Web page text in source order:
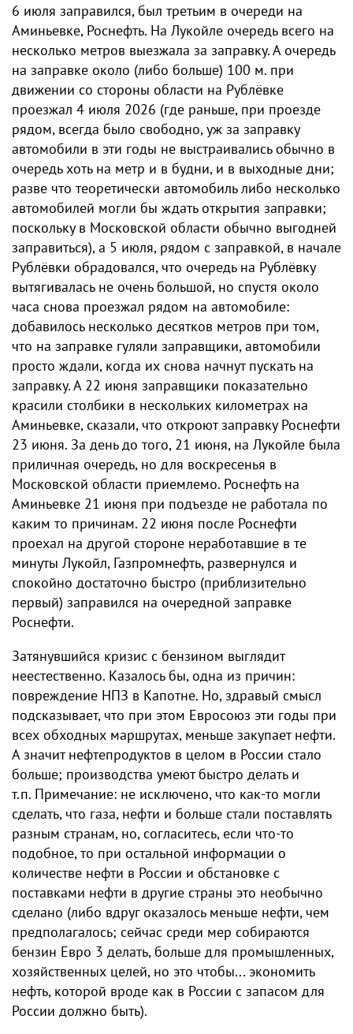
6 июля заправился, был третьим в очереди на
Аминьевке, Роснефть. На Лукойле очередь всего на
несколько метров выезжала за заправку. А очередь
на заправке около (либо больше) 100 м. при
движении со стороны области на Рублëвке
проезжал 4 июля 2026 (где раньше, при проезде
рядом, всегда было свободно, уж за заправку
автомобили в эти годы не выстраивались обычно в
очередь хоть на метр и в будни, и в выходные дни;
разве что теоретически автомобиль либо несколько
автомобилей могли бы ждать открытия заправки;
поскольку в Московской области обычно выгодней
заправиться), а 5 июля, рядом с заправкой, в начале
Рублёвки обрадовался, что очередь на Рублёвку
вытягивалась не очень большой, но спустя около
часа снова проезжал рядом на автомобиле:
добавилось несколько десятков метров при том,
что на заправке гуляли заправщики, автомобили
просто ждали, когда их снова начнут пускать на
заправку. А 22 июня заправщики показательно
красили ​​столбики в нескольких километрах на
Аминьевке, сказали, что откроют заправку Роснефти
23 июня. За день до того, 21 июня, на Лукойле была
приличная очередь, но для воскресенья в
Московской области приемлемо. Роснефть на
Аминьевке 21 июня при подъезде не работала по
каким то причинам. ​​22 июня после Роснефти
проехал на другой стороне неработавшие в те
минуты Лукойл, Газпромнефть, развернулся и
спокойно достаточно быстро (приблизительно
первый) заправился на очередной заправке
Роснефти.
Затянувшийся кризис с бензином выглядит
неестественно. Казалось бы, одна из причин:
повреждение НПЗ в Капотне. Но, здравый смысл
подсказывает, что при этом Евросоюз эти годы при
всех обходных маршрутах, меньше закупает нефти.
А значит нефтепродуктов в целом в России стало
больше; производства умеют быстро делать и
т.п. Примечание: не исключено, что как-то могли
сделать, что газа, нефти и больше стали поставлять
разным странам, но, согласитесь, если что-то
подобное, то при остальной информации о
количестве нефти в России и обстановке с
поставками нефти в другие страны это необычно
сделано (либо вдруг оказалось меньше нефти, чем
предполагалось; сейчас среди мер собираются
бензин Евро 3 делать, больше для промышленных,
хозяйственных целей, но это чтобы... экономить
нефть, которой вроде как в России с запасом для
России должно быть).